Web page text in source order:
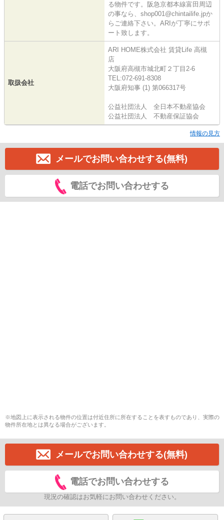
る物件です。阪急京都本線富田周辺
の事なら、shop001@chintailife.jpか
らご連絡下さい。ARIが丁寧にサポ
ート致します。
取扱会社
ARI HOME株式会社 賃貸Life 高槻
店
大阪府高槻市城北町２丁目2-6
TEL:072-691-8308
大阪府知事 (1) 第066317号
公益社団法人 全日本不動産協会
公益社団法人 不動産保証協会
情報の見方
メールでお問い合わせする(無料)
電話でお問い合わせする
※地図上に表示される物件の位置は付近住所に所在することを表すものであり、実際の
物件所在地とは異なる場合がございます。
メールでお問い合わせする(無料)
電話でお問い合わせする
現況の確認はお気軽にお問い合わせください。